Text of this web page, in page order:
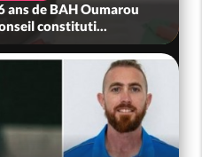
ans de BAH Oumarou
constituti...